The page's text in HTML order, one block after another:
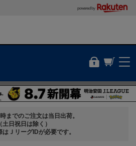
powered by
までのご注文は当日出荷。
（土日祝日は除く）
はＪリーグIDが必要です。